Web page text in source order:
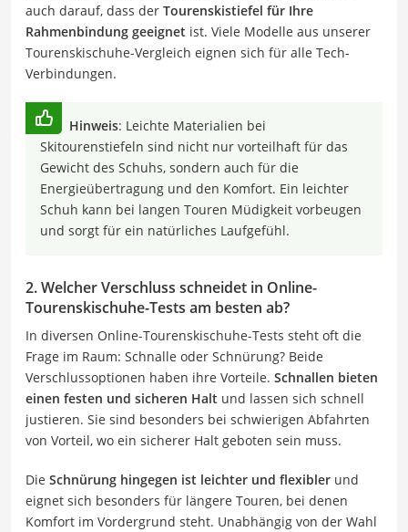
auch darauf, dass der Tourenskistiefel für Ihre
Rahmenbindung geeignet ist. Viele Modelle aus unserer
Tourenskischuhe-Vergleich eignen sich für alle Tech-
Verbindungen.
Hinweis: Leichte Materialien bei
Skitourenstiefeln sind nicht nur vorteilhaft für das
Gewicht des Schuhs, sondern auch für die
Energieübertragung und den Komfort. Ein leichter
Schuh kann bei langen Touren Müdigkeit vorbeugen
und sorgt für ein natürliches Laufgefühl.
2. Welcher Verschluss schneidet in Online-
Tourenskischuhe-Tests am besten ab?
In diversen Online-Tourenskischuhe-Tests steht oft die
Frage im Raum: Schnalle oder Schnürung? Beide
Verschlussoptionen haben ihre Vorteile. Schnallen bieten
einen festen und sicheren Halt und lassen sich schnell
justieren. Sie sind besonders bei schwierigen Abfahrten
von Vorteil, wo ein sicherer Halt geboten sein muss.
Die Schnürung hingegen ist leichter und flexibler und
eignet sich besonders für längere Touren, bei denen
Komfort im Vordergrund steht. Unabhängig von der Wahl